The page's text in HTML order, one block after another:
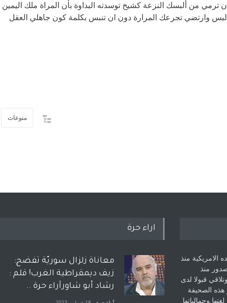
من ألبسك النزعة كشيخ توسدته البداوة بأن المراة ملك اليمين
وارتضي تجرعك المرارة دون ان تنبس بكلمة كون جاهلي العقل
منوعات
الامريكية منذ
منذ
قبولا لدى
هذه الصحيفة
وجمالياتها
اراء حرة
معاناة زلزال سوريّة تفضح:
زيف ديمقراطية الغرب! قلم :
رشاد أبو شاورآراء حرة ..